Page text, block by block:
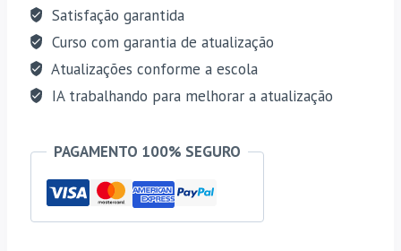
Final
-
Procurador
Geral
do
do
Espírito
Santo
[2025.2]
Satisfação garantida
Curso com garantia de atualização
Atualizações conforme a escola
IA trabalhando para melhorar a atualização
PAGAMENTO 100% SEGURO